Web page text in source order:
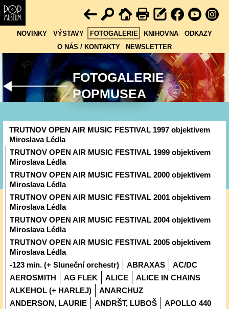
NOVINKY VÝSTAVY FOTOGALERIE KNIHOVNA
ODKAZY
O NÁS / KONTAKTY
NEWSLETTER
FOTOGALERIE
POPMUSEA
TRUTNOV OPEN AIR MUSIC FESTIVAL 1997 objektivem
Miroslava Lédla
TRUTNOV OPEN AIR MUSIC FESTIVAL 1999 objektivem
Miroslava Lédla
TRUTNOV OPEN AIR MUSIC FESTIVAL 2000 objektivem
Miroslava Lédla
TRUTNOV OPEN AIR MUSIC FESTIVAL 2001 objektivem
Miroslava Lédla
TRUTNOV OPEN AIR MUSIC FESTIVAL 2004 objektivem
Miroslava Lédla
TRUTNOV OPEN AIR MUSIC FESTIVAL 2005 objektivem
Miroslava Lédla
-123 min. (+ Sluneční orchestr)
ABRAXAS
AC/DC
AEROSMITH
AG FLEK ALICE
ALICE IN CHAINS
ALKEHOL (+ HARLEJ)
ANARCHUZ
ANDERSON, LAURIE
ANDRŠT, LUBOŠ
APOLLO 440